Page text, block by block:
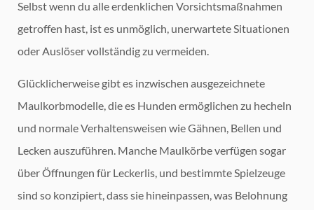
Selbst wenn du alle erdenklichen Vorsichtsmaßnahmen
getroffen hast, ist es unmöglich, unerwartete Situationen
oder Auslöser vollständig zu vermeiden.
Glücklicherweise gibt es inzwischen ausgezeichnete
Maulkorbmodelle, die es Hunden ermöglichen zu hecheln
und normale Verhaltensweisen wie Gähnen, Bellen und
Lecken auszuführen. Manche Maulkörbe verfügen sogar
über Öffnungen für Leckerlis, und bestimmte Spielzeuge
sind so konzipiert, dass sie hineinpassen, was Belohnung